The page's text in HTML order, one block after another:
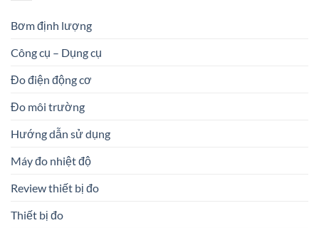
Bơm định lượng
Công cụ – Dụng cụ
Đo điện động cơ
Đo môi trường
Hướng dẫn sử dụng
Máy đo nhiệt độ
Review thiết bị đo
Thiết bị đo